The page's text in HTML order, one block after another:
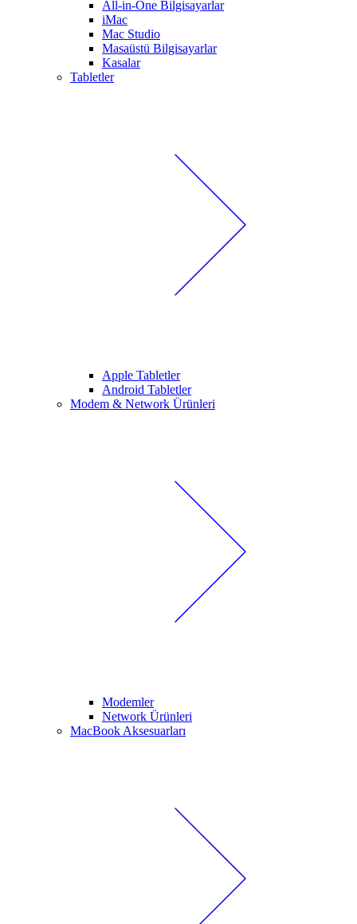
All-in-One Bilgisayarlar
iMac
Mac Studio
Masaüstü Bilgisayarlar
Kasalar
Tabletler
Apple Tabletler
Android Tabletler
Modem & Network Ürünleri
Modemler
Network Ürünleri
MacBook Aksesuarları